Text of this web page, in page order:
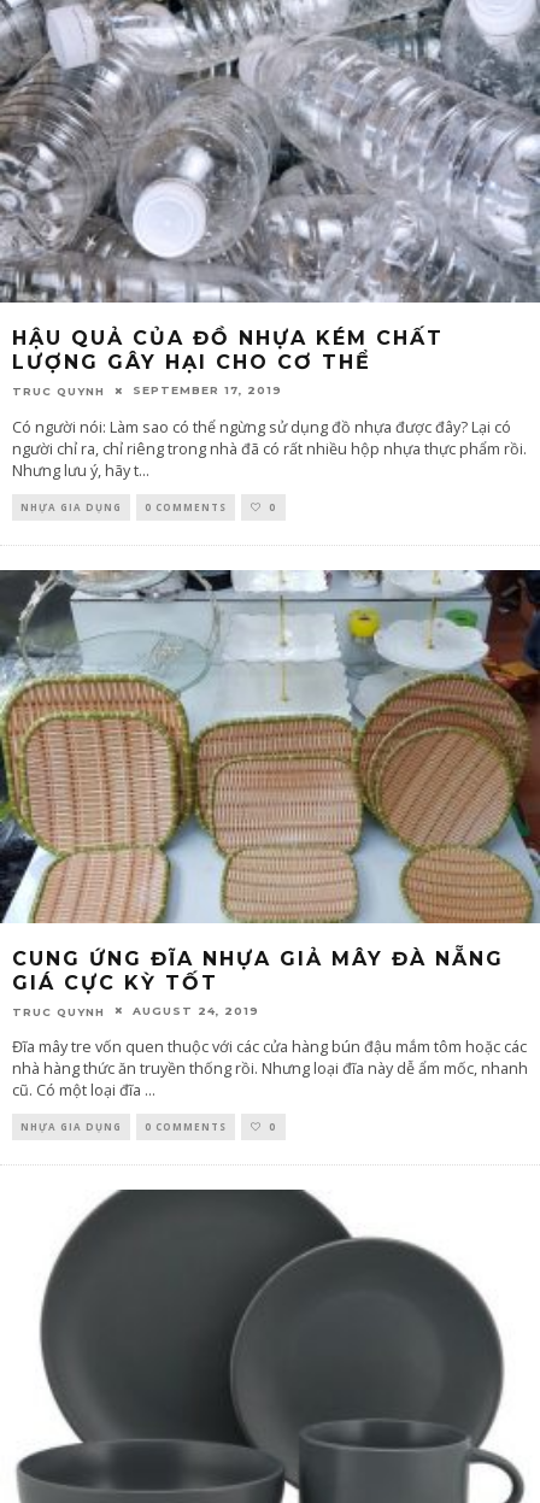
HẬU QUẢ CỦA ĐỒ NHỰA KÉM CHẤT
LƯỢNG GÂY HẠI CHO CƠ THỂ
TRUC QUYNH SEPTEMBER 17, 2019
Có người nói: Làm sao có thể ngừng sử dụng đồ nhựa được đây? Lại có
người chỉ ra, chỉ riêng trong nhà đã có rất nhiều hộp nhựa thực phẩm rồi.
Nhưng lưu ý, hãy t...
NHỰA GIA DỤNG 0 COMMENTS 0
CUNG ỨNG ĐĨA NHỰA GIẢ MÂY ĐÀ NẴNG
GIÁ CỰC KỲ TỐT
TRUC QUYNH AUGUST 24, 2019
Đĩa mây tre vốn quen thuộc với các cửa hàng bún đậu mắm tôm hoặc các
nhà hàng thức ăn truyền thống rồi. Nhưng loại đĩa này dễ ẩm mốc, nhanh
cũ. Có một loại đĩa ...
NHỰA GIA DỤNG 0 COMMENTS 0